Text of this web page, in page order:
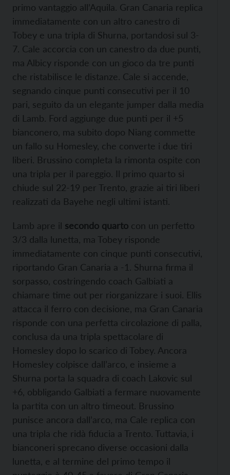
primo vantaggio all’Aquila. Gran Canaria replica
immediatamente con un altro canestro di
Tobey e una tripla di Shurna, portandosi sul 3-
7. Cale accorcia con un canestro da due punti,
ma Albicy risponde con un gioco da tre punti
che ristabilisce le distanze. Cale si accende,
segnando cinque punti consecutivi per il 10
pari, seguito da un elegante jumper dalla media
di Lamb. Ford aggiunge due punti per il +5
bianconero, ma subito dopo Niang commette
un fallo su Homesley, che converte i due tiri
liberi. Brussino completa la rimonta ospite con
una tripla per il pareggio. Il primo quarto si
chiude sul 22-19 per Trento, grazie ai tiri liberi
realizzati da Bayehe negli ultimi istanti.
Lamb apre il secondo quarto con un perfetto
3/3 dalla lunetta, ma Tobey risponde
immediatamente con cinque punti consecutivi,
riportando Gran Canaria a -1. Shurna firma il
sorpasso, costringendo coach Galbiati a
chiamare time out per riorganizzare i suoi. Ellis
attacca il ferro con decisione, ma Gran Canaria
risponde con una perfetta circolazione di palla,
conclusa da una tripla spettacolare di
Homesley dopo lo scarico di Tobey. Ancora
Homesley colpisce dall’arco, e insieme a
Shurna porta la squadra di coach Lakovic sul
+6, obbligando Galbiati a fermare nuovamente
la partita con un altro timeout. Brussino
punisce ancora dall’arco, ma Cale replica con
una tripla che ridà fiducia a Trento. Tuttavia, i
bianconeri sprecano diverse occasioni dalla
lunetta, e al termine del primo tempo il